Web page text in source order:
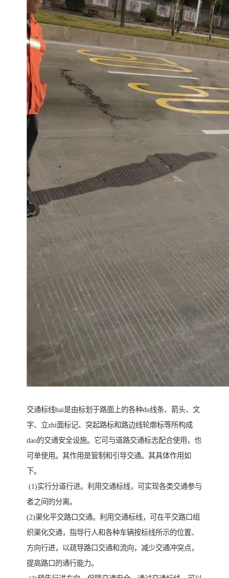
交通标线bai是由标划于路面上的各种du线条、箭头、文
字、立zhi面标记、突起路标和路边线轮廓标等所构成
dao的交通安全设施。它可与道路交通标志配合使用，也
可单使用。其作用是管制和引导交通。其具体作用如
下。
(1)实行分道行进。利用交通标线，可实现各类交通参与
者之间的分离。
(2)渠化平交路口交通。利用交通标线，可在平交路口组
织渠化交通，指导行人和各种车辆按标线所示的位置、
方向行进，以疏导路口交通和流向，减少交通冲突点，
提高路口的通行能力。